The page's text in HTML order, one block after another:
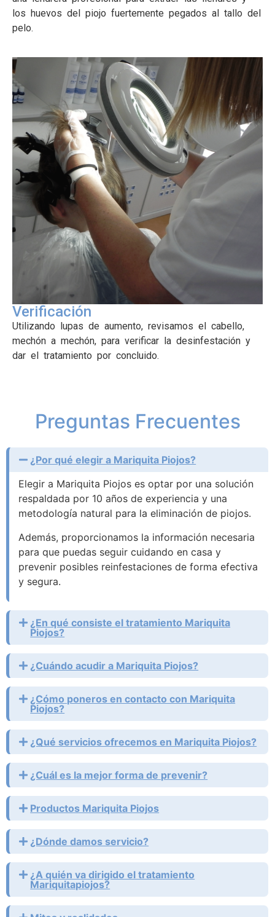
los huevos del piojo fuertemente pegados al tallo del
pelo.
Verificación
Utilizando lupas de aumento, revisamos el cabello,
mechón a mechón, para verificar la desinfestación y
dar el tratamiento por concluido.
Preguntas Frecuentes
¿Por qué elegir a Mariquita Piojos?
Elegir a Mariquita Piojos es optar por una solución
respaldada por 10 años de experiencia y una
metodología natural para la eliminación de piojos.
Además, proporcionamos la información necesaria
para que puedas seguir cuidando en casa y
prevenir posibles reinfestaciones de forma efectiva
y segura.
¿En qué consiste el tratamiento Mariquita
Piojos?
¿Cuándo acudir a Mariquita Piojos?
¿Cómo poneros en contacto con Mariquita
Piojos?
¿Qué servicios ofrecemos en Mariquita Piojos?
¿Cuál es la mejor forma de prevenir?
Productos Mariquita Piojos
¿Dónde damos servicio?
¿A quién va dirigido el tratamiento
Mariquitapiojos?